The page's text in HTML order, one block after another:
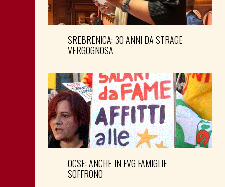
SREBRENICA: 30 ANNI DA STRAGE
VERGOGNOSA
OCSE: ANCHE IN FVG FAMIGLIE
SOFFRONO